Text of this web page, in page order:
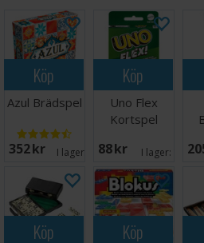
Metallboxen mäter 30,5 x 30,5 x 6
Antal spelare: 2+
Ålder: 7+
Speltid: 20+ minuter
Köp
Azul Brädspel
352 SEK I lager: 20+
Köp
Uno Flex
Kortspel
88 SEK I lager:
Köp Köp